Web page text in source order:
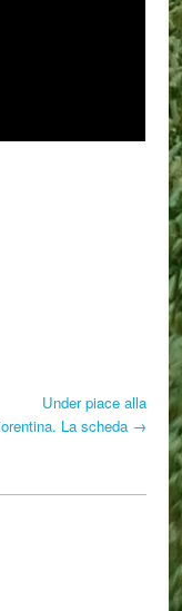
Under piace alla
La scheda →